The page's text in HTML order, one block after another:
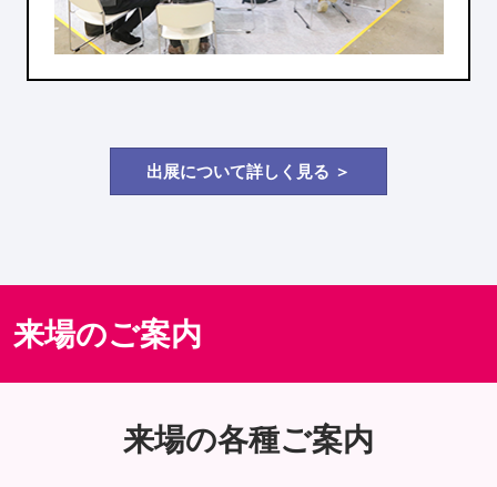
出展について詳しく見る ＞
来場のご案内
来場の各種ご案内